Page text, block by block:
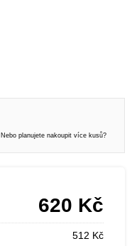
planujete nakoupit více kusů?
620 Kč
512 Kč